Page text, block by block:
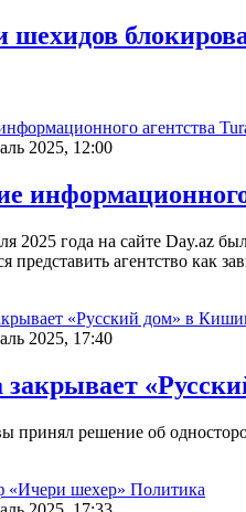
шехидов
2025, 12:00
2025 года на сайте Day.az
представить агентство как
2025, 17:40
решение об
Политика